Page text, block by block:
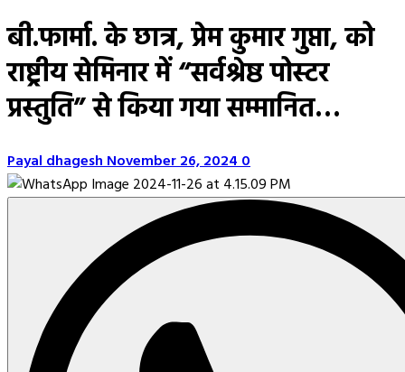
बी.फार्मा. के छात्र, प्रेम कुमार गुप्ता, को
राष्ट्रीय सेमिनार में “सर्वश्रेष्ठ पोस्टर
प्रस्तुति” से किया गया सम्मानित…
Payal dhageshNovember 26, 20240